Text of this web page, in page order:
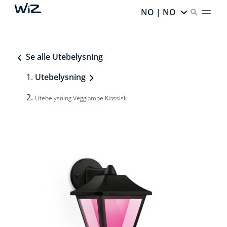
NO | NO
Se alle Utebelysning
Utebelysning
Utebelysning Vegglampe Klassisk